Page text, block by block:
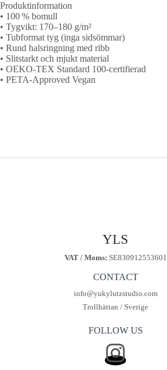
Produktinformation
• 100 % bomull
• Tygvikt: 170–180 g/m²
• Tubformat tyg (inga sidsömmar)
• Rund halsringning med ribb
• Slitstarkt och mjukt material
• OEKO-TEX Standard 100-certifierad
• PETA-Approved Vegan
YLS
VAT / Moms: SE830912553601
CONTACT
info@yukylutzstudio.com
Trollhättan / Sverige
FOLLOW US